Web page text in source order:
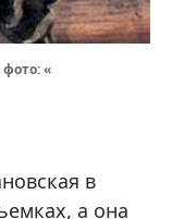
«
в
а она